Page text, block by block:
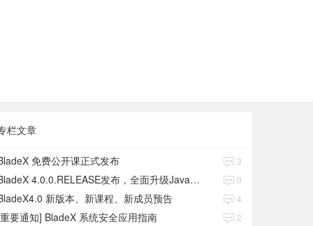
栏文章
免费公开课正式发布 3
BladeX 4.0.0.RELEASE发布，全面升级Java17、Boot3、Cloud2023 0
新版本、新课程、新成员预告 4
要通知] BladeX 系统安全应用指南 2